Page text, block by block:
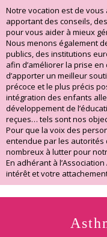
Notre vocation est de
apportant des conseils,
pour vous aider à mieux
Nous menons également
publics, des institutions
afin d’améliorer la prise
d’apporter un meilleur
précoce et le plus précis
intégration des enfants
développement de
reçues… tels sont nos
Pour que la voix des
entendue par les autorités
nombreux à lutter pour
En adhérant à
intérêt et votre